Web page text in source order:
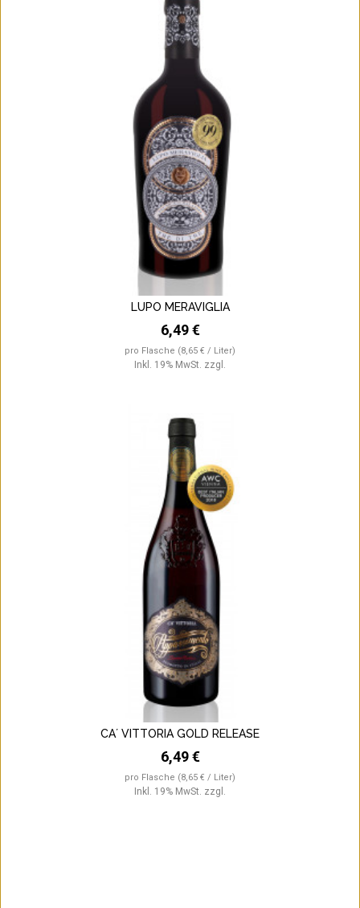
LUPO MERAVIGLIA
6,49 €
pro Flasche (8,65 € / Liter)
Inkl. 19% MwSt. zzgl.
CA´ VITTORIA GOLD RELEASE
6,49 €
pro Flasche (8,65 € / Liter)
Inkl. 19% MwSt. zzgl.